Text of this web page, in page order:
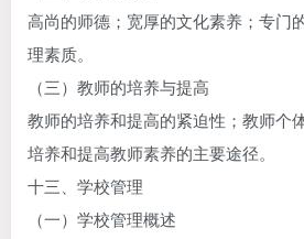
高尚的师德；宽厚的文化素养；专门
理素质。
（三）教师的培养与提高
教师的培养和提高的紧迫性；教师个
培养和提高教师素养的主要途径。
十三、学校管理
（一）学校管理概述